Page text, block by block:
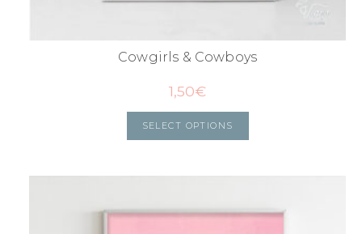
Cowgirls & Cowboys
1,50€
SELECT OPTIONS